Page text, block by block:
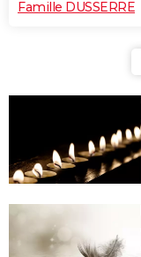
Famille DUSSERRE